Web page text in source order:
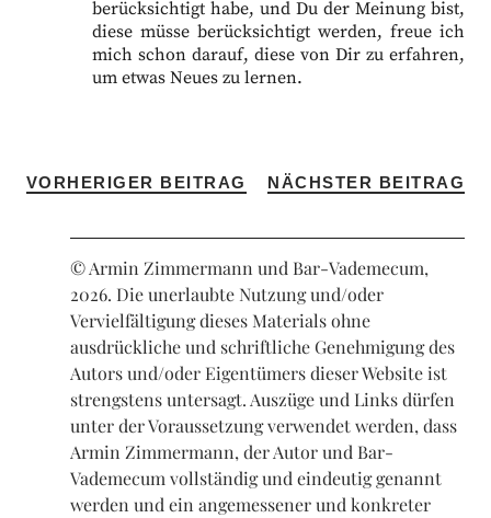
berücksichtigt habe, und Du der Meinung bist,
diese müsse berücksichtigt werden, freue ich
mich schon darauf, diese von Dir zu erfahren,
um etwas Neues zu lernen.
VORHERIGER BEITRAG NÄCHSTER BEITRAG
© Armin Zimmermann und Bar-Vademecum,
2026. Die unerlaubte Nutzung und/oder
Vervielfältigung dieses Materials ohne
ausdrückliche und schriftliche Genehmigung des
Autors und/oder Eigentümers dieser Website ist
strengstens untersagt. Auszüge und Links dürfen
unter der Voraussetzung verwendet werden, dass
Armin Zimmermann, der Autor und Bar-
Vademecum vollständig und eindeutig genannt
werden und ein angemessener und konkreter